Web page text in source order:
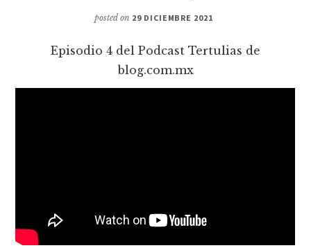
posted on 29 DICIEMBRE 2021
Episodio 4 del Podcast Tertulias de
blog.com.mx